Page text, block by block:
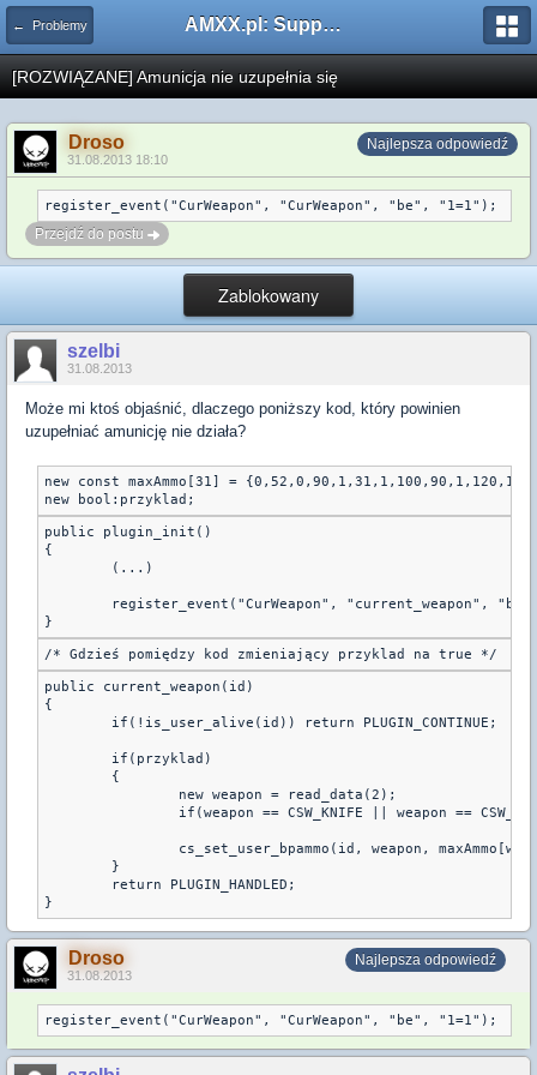
← Problemy AMXX.pl: Support AMX Mod X i SourceMod
[ROZWIĄZANE] Amunicja nie uzupełnia się
Najlepsza odpowiedź
Droso
31.08.2013 18:10
register_event("CurWeapon", "CurWeapon", "be", "1=1");
Przejdź do postu
Zablokowany
szelbi
31.08.2013
Może mi ktoś objaśnić, dlaczego poniższy kod, który powinien
uzupełniać amunicję nie działa?
new const maxAmmo[31] =
new bool:przyklad;
public plugin_init()
{
        (...)
}
/* Gdzieś pomiędzy kod zmieniający przyklad na true */
public current_weapon(id)
{
Najlepsza odpowiedź
Droso
31.08.2013
register_event("CurWeapon", "CurWeapon", "be", "1=1");